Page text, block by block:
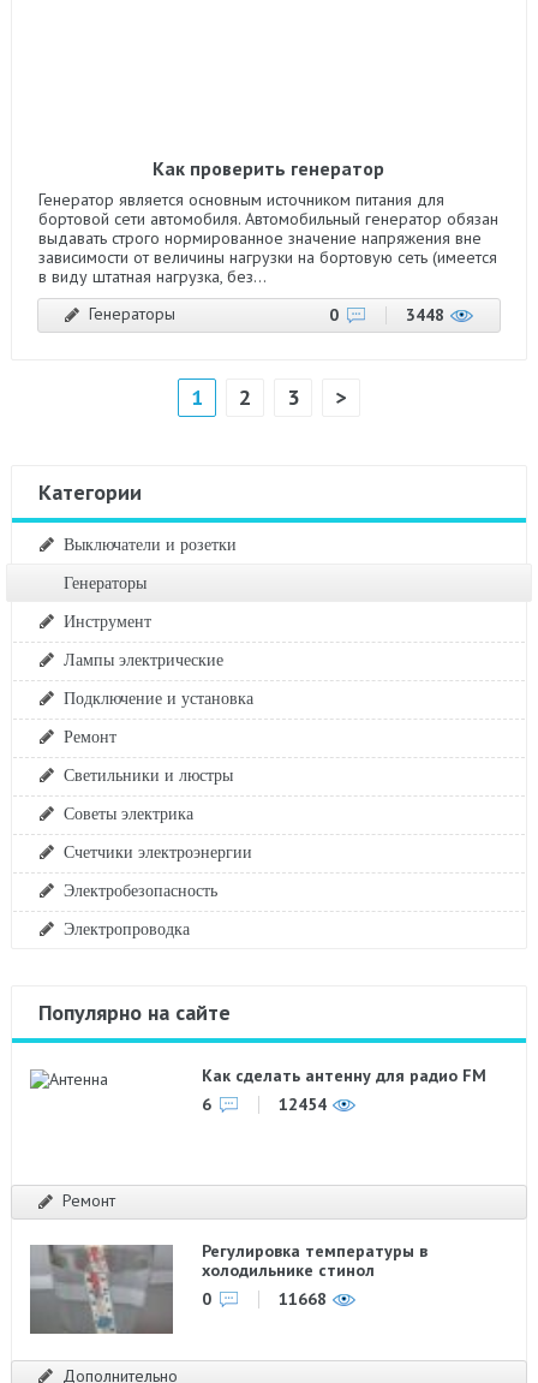
Как проверить генератор
Генератор является основным источником питания для
бортовой сети автомобиля. Автомобильный генератор обязан
выдавать строго нормированное значение напряжения вне
зависимости от величины нагрузки на бортовую сеть (имеется
в виду штатная нагрузка, без...
Генераторы
0 3448
1 2 3 >
Категории
Выключатели и розетки
Генераторы
Инструмент
Лампы электрические
Подключение и установка
Ремонт
Светильники и люстры
Советы электрика
Счетчики электроэнергии
Электробезопасность
Электропроводка
Популярно на сайте
Как сделать антенну для радио FM
6
12454
Ремонт
Регулировка температуры в
холодильнике стинол
0
11668
Дополнительно